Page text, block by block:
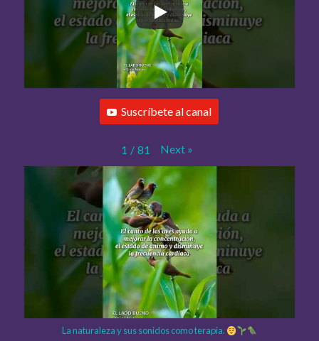
Suscríbete al canal
1 / 81 Next »
La naturaleza y sus sonidos como terapia.